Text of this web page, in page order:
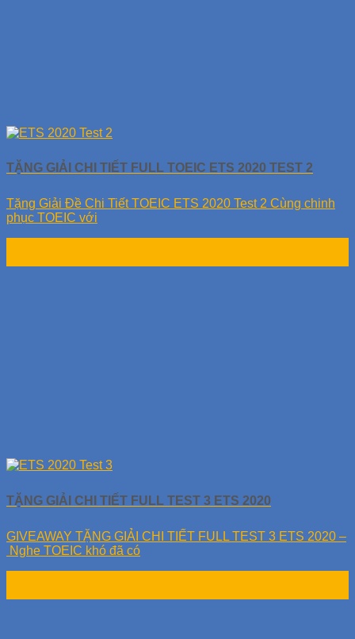
TẶNG GIẢI CHI TIẾT FULL TOEIC ETS 2020 TEST 2
Tặng Giải Đề Chi Tiết TOEIC ETS 2020 Test 2 Cùng chinh
phục TOEIC với
TẶNG GIẢI CHI TIẾT FULL TEST 3 ETS 2020
GIVEAWAY TẶNG GIẢI CHI TIẾT FULL TEST 3 ETS 2020 –
Nghe TOEIC khó đã có